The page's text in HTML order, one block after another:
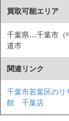
買取可能エリア
千葉県…千葉市（
道市
関連リンク
千葉市若葉区のリ
館 千葉店